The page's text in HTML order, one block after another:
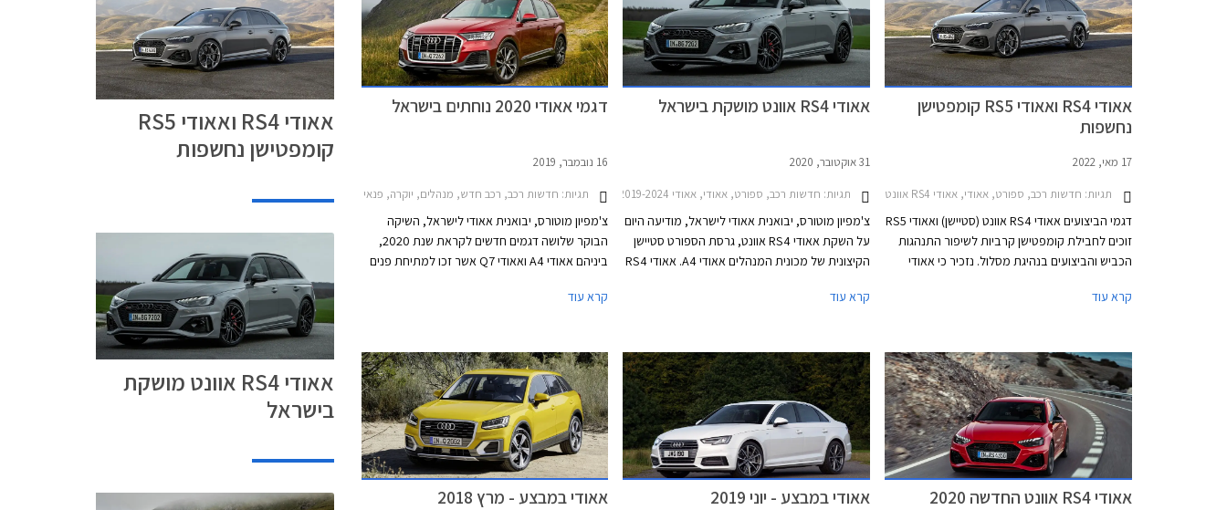
אם דגמי הקופה והקבריולט יוצגו בהמשך בשם שונה
בדומה למהלך שמרצדס ביצעה עם מרצדס CLE.
אאודי RS4 ואאודי RS5 קומפטישן
נחשפות
17 מאי, 2022
תגיות: חדשות רכב, ספורט, אאודי, אאודי RS4 אוונט 2020-2024, אאודי RS5 קופה 2021-2024אאודי RS5 ספורטבק 2021-2024
דגמי הביצועים אאודי RS4 אוונט (סטיישן) ואאודי RS5
זוכים לחבילת קומפטישן קרביות לשיפור התנהגות
הכביש והביצועים בנהיגת מסלול. נזכיר כי אאודי
חולקות מכלולים רבים, ביניהם יחידת ההנעה
של 61.2 קג"מ, תיבת 8 הילוכים אוטומטית, ומערכת
הנעה כפולה קוואטרו האגדית של אאודי. המהירות
המרבית בדגמים אלה מוגבלת ל- 290 קמ"ש. אאודי
RS4 אוונט קומפטישן מאיצה מעמידה ל- 100 קמ"ש
תוך 3.9 שניות, 0.2 שניות מהר יותר מהגרסה
הסטנדרטית. אאודי RS5 קופה וספורטבק קומפטישן
מאיצות מעמידה ל- 100 קמ"ש תוך 3.8 שניות, 0.1
שניות מהר יותר מהגרסה הסטנדרטית.
קרא עוד
אאודי RS4 אוונט מושקת בישראל
31 אוקטובר, 2020
תגיות: חדשות רכב, ספורט, אאודי, אאודי A4 2019-2024, אאודי RS4 אוונט 2020-2024, מחירון רכבאאודי RS4 אוונט 2020
צ'מפיון מוטורס, יבואנית אאודי לישראל, מודיעה היום
על השקת אאודי RS4 אוונט, גרסת הספורט סטיישן
הקיצונית של מכונית המנהלים אאודי A4. אאודי RS4
בהזמנה מיוחדת בלבד.
קרא עוד
דגמי אאודי 2020 נוחתים בישראל
16 נובמבר, 2019
תגיות: חדשות רכב, רכב חדש, מנהלים, יוקרה, פנאי שטח, אאודי, אאודי A4 2016-2019, אאודי Q7 2015-2019, אאודי A7 2018-2026מחירון רכב
צ'מפיון מוטורס, יבואנית אאודי לישראל, השיקה
הבוקר שלושה דגמים חדשים לקראת שנת 2020,
ביניהם אאודי A4 ואאודי Q7 אשר זכו למתיחת פנים
עוד חשפה החברה את תוכניותיה לייבא דגמים
קרא עוד
אאודי RS4 אוונט החדשה 2020
אאודי במבצע - יוני 2019 אאודי במבצע - מרץ 2018
אאודי RS4 ואאודי RS5
קומפטישן נחשפות
אאודי RS4 אוונט מושקת
בישראל